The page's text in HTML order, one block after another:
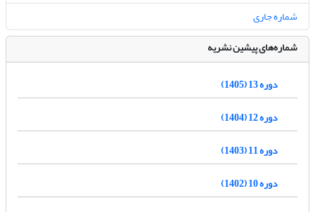
شماره جاری
شماره‌های پیشین نشریه
دوره 13 (1405)
دوره 12 (1404)
دوره 11 (1403)
دوره 10 (1402)